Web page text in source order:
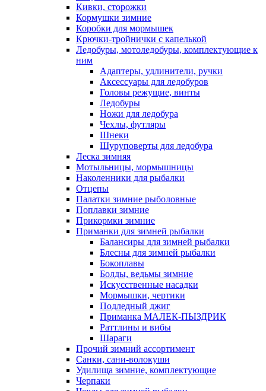
Кивки, сторожки
Кормушки зимние
Коробки для мормышек
Крючки-тройнички с капелькой
Ледобуры, мотоледобуры, комплектующие к
ним
Адаптеры, удлинители, ручки
Аксессуары для ледобуров
Головы режущие, винты
Ледобуры
Ножи для ледобура
Чехлы, футляры
Шнеки
Шуруповерты для ледобура
Леска зимняя
Мотыльницы, мормышницы
Наколенники для рыбалки
Отцепы
Палатки зимние рыболовные
Поплавки зимние
Прикормки зимние
Приманки для зимней рыбалки
Балансиры для зимней рыбалки
Блесны для зимней рыбалки
Бокоплавы
Болды, ведьмы зимние
Искусственные насадки
Мормышки, чертики
Подледный джиг
Приманка МАЛЕК-ПЫЗДРИК
Раттлины и вибы
Шараги
Прочий зимний ассортимент
Санки, сани-волокуши
Удилища зимние, комплектующие
Черпаки